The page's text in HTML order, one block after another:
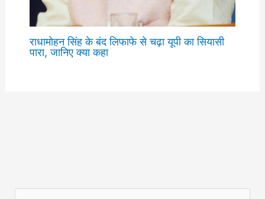
राधामोहन सिंह के बंद लिफाफे से चढ़ा यूपी का सियासी
पारा, जानिए क्या कहा